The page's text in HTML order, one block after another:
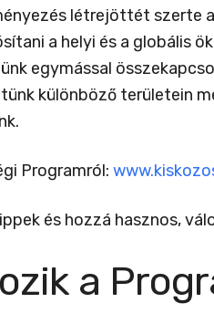
létrejöttét szerte
a helyi és a globális
egymással
különböző területein
Programról:
és hozzá hasznos,
a